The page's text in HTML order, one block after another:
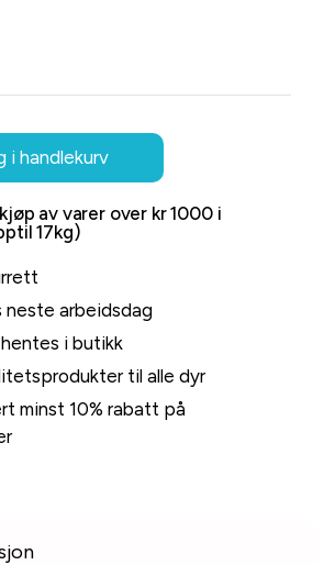
i handlekurv
av varer over kr 1000 i
17kg)
neste arbeidsdag
i butikk
til alle dyr
minst 10% rabatt på